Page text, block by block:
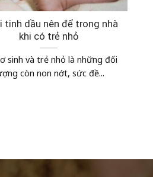
tinh dầu nên để trong nhà
khi có trẻ nhỏ
sinh và trẻ nhỏ là những đối
còn non nớt, sức đề...